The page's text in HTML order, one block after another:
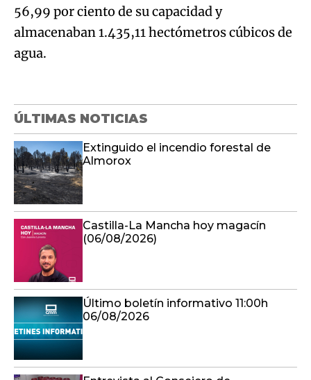
56,99 por ciento de su capacidad y
almacenaban 1.435,11 hectómetros cúbicos de
agua.
ÚLTIMAS NOTICIAS
Extinguido el incendio forestal de
Almorox
Castilla-La Mancha hoy magacín
(06/08/2026)
Último boletín informativo 11:00h
06/08/2026